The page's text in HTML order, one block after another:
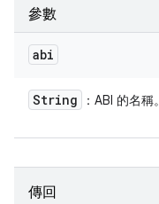
參數
abi
String ：ABI 的名稱。
傳回